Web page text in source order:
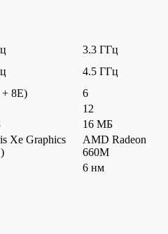
3.3 ГГц
4.5 ГГц
+ 8E)
6
12
16 МБ
Xe Graphics
AMD Radeon
660M
6 нм